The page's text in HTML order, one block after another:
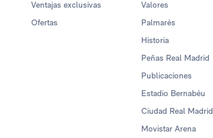
Ventajas exclusivas
Ofertas
Valores
Palmarés
Historia
Peñas Real Madrid
Publicaciones
Estadio Bernabéu
Ciudad Real Madrid
Movistar Arena